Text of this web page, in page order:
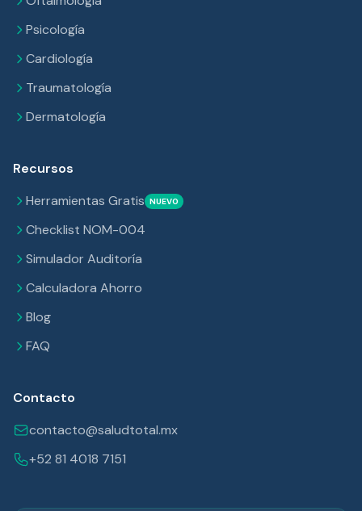
Psicología
Cardiología
Traumatología
Dermatología
Recursos
Herramientas Gratis NUEVO
Checklist NOM-004
Simulador Auditoría
Calculadora Ahorro
Blog
FAQ
Contacto
contacto@saludtotal.mx
+52 81 4018 7151